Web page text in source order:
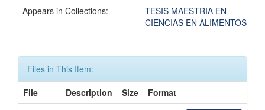
Appears in Collections:
TESIS MAESTRIA EN
CIENCIAS EN ALIMENTOS
Files in This Item:
File
Description Size
Format